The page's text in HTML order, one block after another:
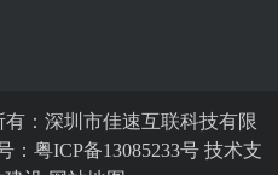
有：深圳市佳速互联科技有限
： 粤ICP备13085233号技术支